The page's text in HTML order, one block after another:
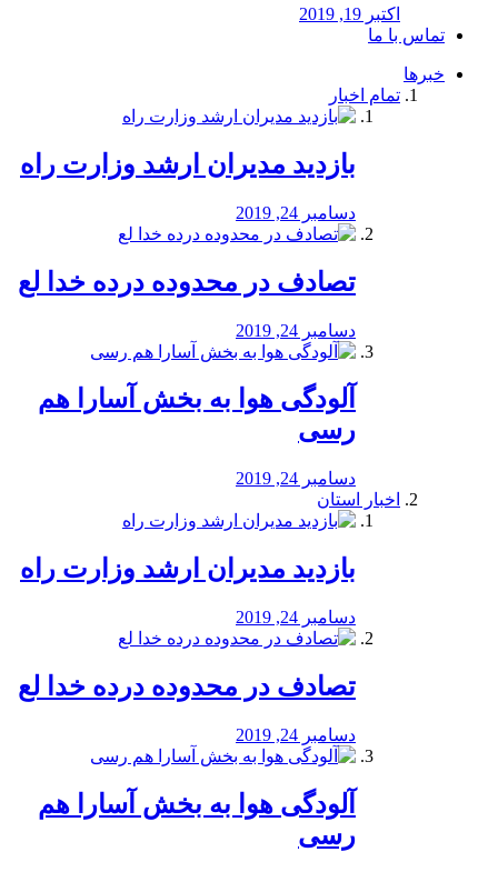
اکتبر 19, 2019
تماس با ما
خبرها
تمام اخبار
بازدید مدیران ارشد وزارت راه
دسامبر 24, 2019
تصادف در محدوده درده خدا لع
دسامبر 24, 2019
آلودگی هوا به بخش آسارا هم
رسی
دسامبر 24, 2019
اخبار استان
بازدید مدیران ارشد وزارت راه
دسامبر 24, 2019
تصادف در محدوده درده خدا لع
دسامبر 24, 2019
آلودگی هوا به بخش آسارا هم
رسی